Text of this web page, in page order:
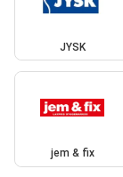
JYSK
jem & fix